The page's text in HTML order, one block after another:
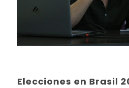
Elecciones en Brasil